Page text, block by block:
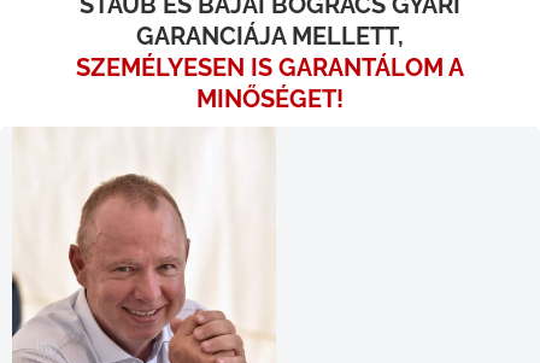
GARANCIÁJA MELLETT,
SZEMÉLYESEN IS GARANTÁLOM A
MINŐSÉGET!